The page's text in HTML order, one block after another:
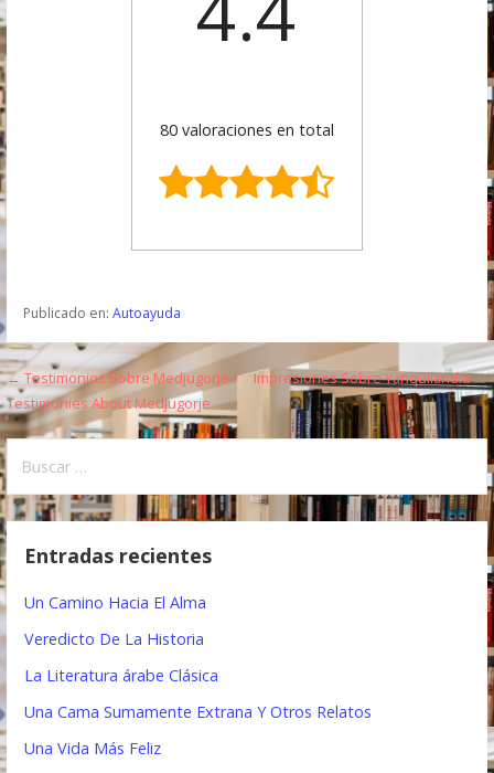
80 valoraciones en total
Publicado en: Autoayuda
N
a
v
e
a
ó
n
← Testimonios Sobre Medjugorje /
Testimonies About Medjugorje
Impresiones Sobre Yanquilandia →
s
Entradas recientes
Un Camino Hacia El Alma
Veredicto De La Historia
La Literatura árabe Clásica
Una Cama Sumamente Extrana Y Otros Relatos
Una Vida Más Feliz